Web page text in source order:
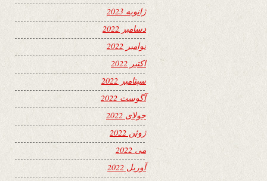
ژانویه 2023
دسامبر 2022
نوامبر 2022
اکتبر 2022
سپتامبر 2022
آگوست 2022
جولای 2022
ژوئن 2022
می 2022
آوریل 2022